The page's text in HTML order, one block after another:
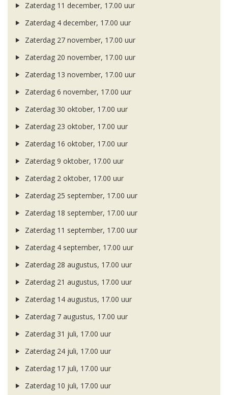
Zaterdag 11 december, 17.00 uur
Zaterdag 4 december, 17.00 uur
Zaterdag 27 november, 17.00 uur
Zaterdag 20 november, 17.00 uur
Zaterdag 13 november, 17.00 uur
Zaterdag 6 november, 17.00 uur
Zaterdag 30 oktober, 17.00 uur
Zaterdag 23 oktober, 17.00 uur
Zaterdag 16 oktober, 17.00 uur
Zaterdag 9 oktober, 17.00 uur
Zaterdag 2 oktober, 17.00 uur
Zaterdag 25 september, 17.00 uur
Zaterdag 18 september, 17.00 uur
Zaterdag 11 september, 17.00 uur
Zaterdag 4 september, 17.00 uur
Zaterdag 28 augustus, 17.00 uur
Zaterdag 21 augustus, 17.00 uur
Zaterdag 14 augustus, 17.00 uur
Zaterdag 7 augustus, 17.00 uur
Zaterdag 31 juli, 17.00 uur
Zaterdag 24 juli, 17.00 uur
Zaterdag 17 juli, 17.00 uur
Zaterdag 10 juli, 17.00 uur